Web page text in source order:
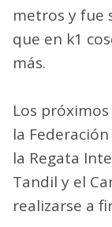
metros y fue
que en k1
más.
Los
la
la Regata
Tandil y el
realizarse a